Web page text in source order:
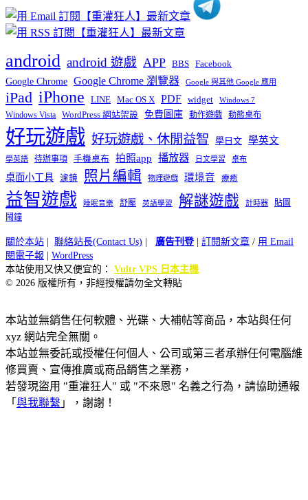
android android 遊戲 APP BBS Facebook
Google Chrome Google Chrome 瀏覽器 Google 與其他 Google 應用
iPad iPhone LINE Mac OS X PDF widget Windows 7
Windows Vista WordPress 網站架設 免費圖庫 動作遊戲 動態桌布
好玩遊戲 好玩遊戲、休閒益智 學日文 學英文
學英語 待辦事項 手機桌布 拍照app 播放器 日文學習 桌布
桌面小工具 濾鏡 照片編輯 物理遊戲 環境音 療癒
益智遊戲 睡眠音樂 舒壓 英語學習 解謎遊戲 計時器
貼圖
鬧鐘
關於本站 聯絡站長(Contact Us) 廣告刊登| 訂閱新文章 / 用 Email
閱電子報
WordPress
本站使用又快又便宜的： Vultr VPS 日本主機
© 2026 版權所有，非經授權請勿全文轉貼
本站並無銷售任何軟體、光碟、大補帖等商品，本站與任何
xyz 網站完全無關。
本站並無委託或授權任何個人、公司或第三者承辦任何電腦維
修買賣、宣傳推廣或商品銷售之業務，
若發現盜用 "重灌狂人" 或 "不來恩" 名義之行為，請協助通報
「 與我聯繫 」，謝謝！